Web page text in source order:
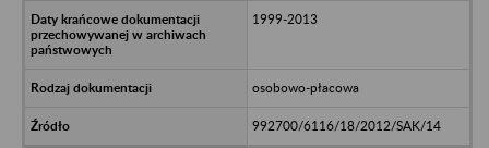
1999-2013
osobowo-płacowa
992700/6116/18/2012/SAK/14